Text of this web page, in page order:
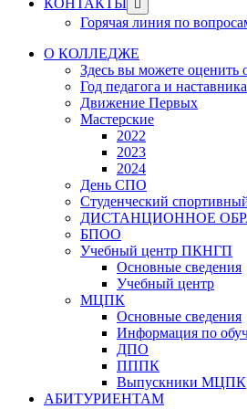
КОНТАКТЫ
sub
menu
Горячая линия по
О КОЛЛЕДЖЕ
Здесь вы можете оценить
Год педагога и наставника
Движение Первых
Мастерские
2022
2023
2024
День СПО
Студенческий
ДИСТАНЦИОННОЕ
БПОО
Учебный центр ПКНГП
Основные сведения
Учебный центр
МЦПК
Основные сведения
Информация по
ДПО
ПППК
Выпускники МЦПК
АБИТУРИЕНТАМ